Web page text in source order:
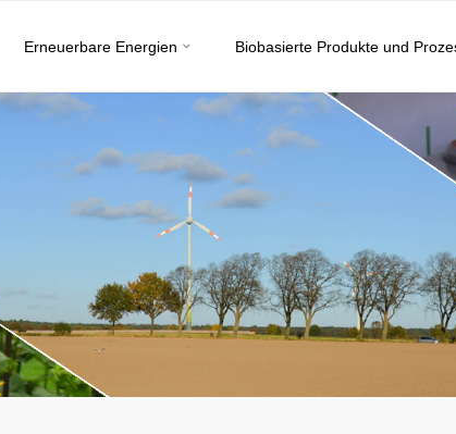
Erneuerbare Energien Biobasierte Produkte und